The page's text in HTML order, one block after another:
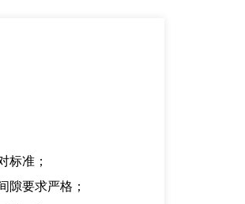
标准；
隙要求严格；